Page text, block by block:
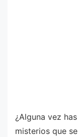
¿Alguna vez
misterios que